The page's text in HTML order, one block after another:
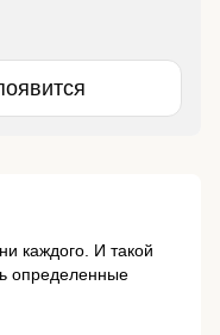
каждого. И такой
определенные